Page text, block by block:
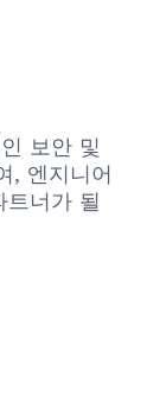
보안 및
, 엔지니어
트너가 될